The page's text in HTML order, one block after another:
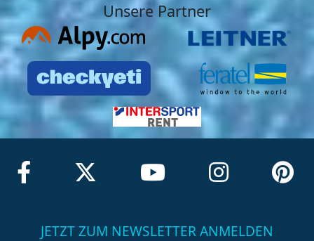
Unsere Partner
JETZT ZUM NEWSLETTER ANMELDEN